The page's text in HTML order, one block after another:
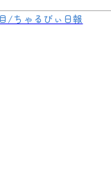
/ちゃるびぃ日報